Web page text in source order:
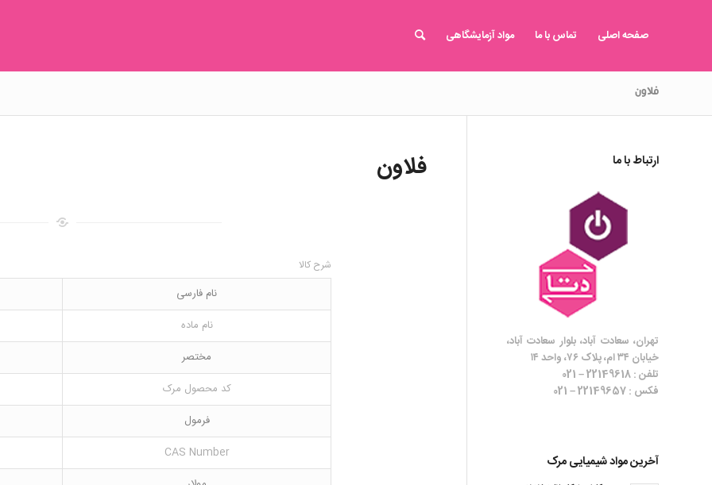
صفحه اصلی تماس با ما مواد آزمایشگاهی
فلاون
فلاون
شرح کالا
نام فارسی
نام ماده
مختصر
کد محصول مرک
فرمول
CAS Number
ارتباط با ما
تهران، سعادت آباد، بلوار سعادت آباد،
خیابان ۳۴ ام، پلاک ۷۶، واحد ۱۴
تلفن : 22149618 – 021
فکس : 22149657 – 021
آخرین مواد شیمیایی مرک